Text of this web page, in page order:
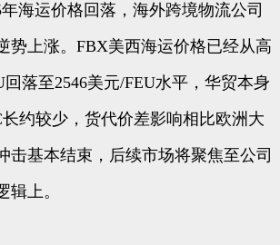
年海运价格回落，海外跨境物流公司
势上涨。FBX美西海运价格已经从高
回落至2546美元/FEU水平，华贸本身
约较少，货代价差影响相比欧洲大
击基本结束，后续市场将聚焦至公司
辑上。